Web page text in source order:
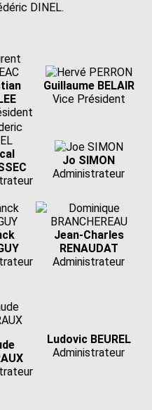
DINEL.
Guillaume BELAIR
Vice Président
Jo SIMON
Administrateur
Jean-Charles
RENAUDAT
Administrateur
Ludovic BEUREL
Administrateur